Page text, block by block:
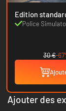
Edition
Police
30 €-
Ajouter des